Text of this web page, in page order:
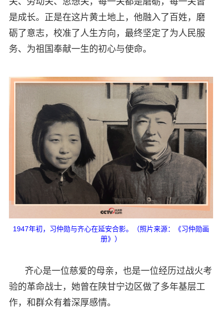
是成长。正是在这片黄土地上，他融入了百姓，磨
砺了意志，校准了人生方向，最终坚定了为人民服
务、为祖国奉献一生的初心与使命。
1947年初，习仲勋与齐心在延安合影。（照片来源：《习仲勋画
册》）
齐心是一位慈爱的母亲，也是一位经历过战火考
验的革命战士，她曾在陕甘宁边区做了多年基层工
作，和群众有着深厚感情。